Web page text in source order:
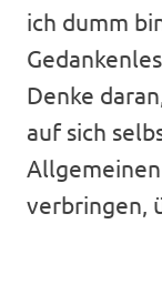
ich dumm
Denke
auf sich
verbringen,